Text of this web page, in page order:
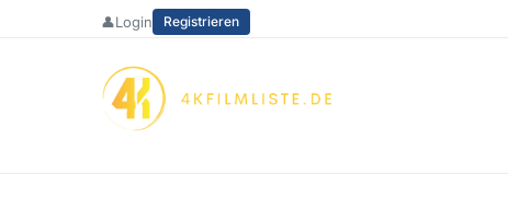
👤Login Registrieren